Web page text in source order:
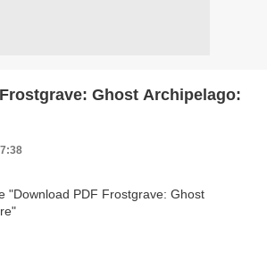
Ghost Archipelago: